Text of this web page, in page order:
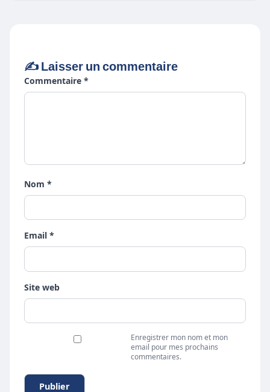
✍️ Laisser un commentaire
Commentaire *
Nom *
Email *
Site web
Enregistrer mon nom et mon
email pour mes prochains
commentaires.